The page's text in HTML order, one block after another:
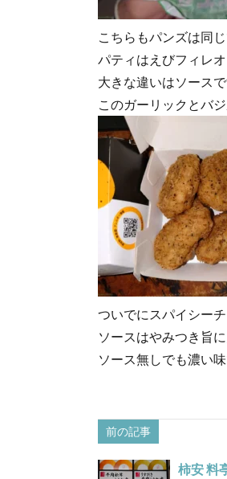
こちらもパンズは同
パティはえびフィレ
大きな違いはソース
このガーリックとバ
ついでにスパイシー
ソースはやみつき旨
ソース無しでも濃い
前の記事
柿安 料